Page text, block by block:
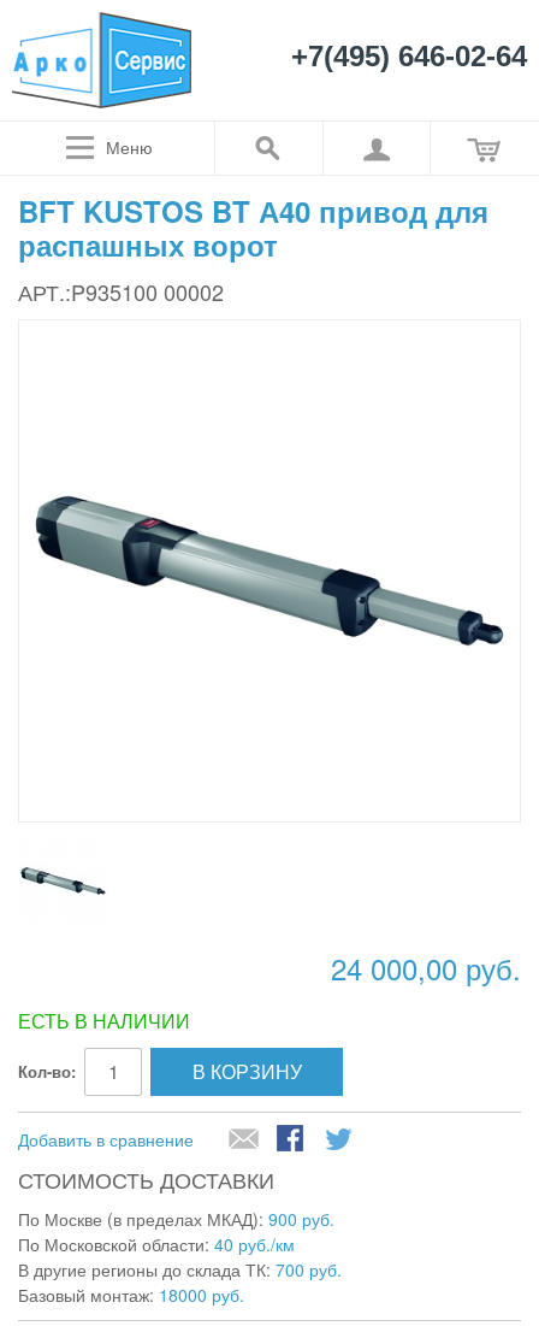
+7(495) 646-02-64
Меню
BFT KUSTOS BT А40 привод для
распашных ворот
АРТ.:P935100 00002
24 000,00 руб.
ЕСТЬ В НАЛИЧИИ
Кол-во: В КОРЗИНУ
Добавить в сравнение
СТОИМОСТЬ ДОСТАВКИ
По Москве (в пределах МКАД): 900 руб.
По Московской области: 40 руб./км
В другие регионы до склада ТК: 700 руб.
Базовый монтаж: 18000 руб.